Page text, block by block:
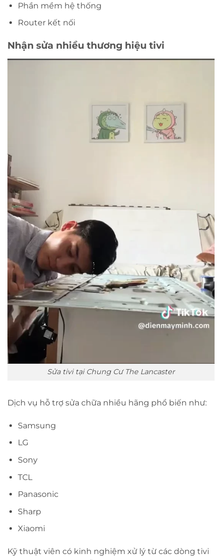
Phần mềm hệ thống
Router kết nối
Nhận sửa nhiều thương hiệu tivi
Sửa tivi tại Chung Cư The Lancaster
Dịch vụ hỗ trợ sửa chữa nhiều hãng phổ biến như:
Samsung
LG
Sony
TCL
Panasonic
Sharp
Xiaomi
Kỹ thuật viên có kinh nghiệm xử lý từ các dòng tivi